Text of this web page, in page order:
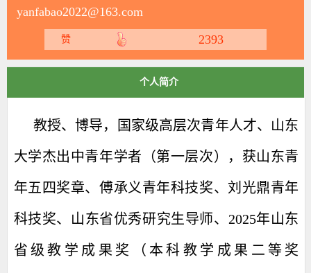
yanfabao2022@163.com
赞 2393
个人简介
教授、博导，国家级高层次青年人才、山东
大学杰出中青年学者（第一层次） ，获山东青
年五四奖章、傅承义青年科技奖、刘光鼎青年
科技奖、山东省优秀研究生导师、 2025年山东
省级教学成果奖（ 本科教学成果二等奖